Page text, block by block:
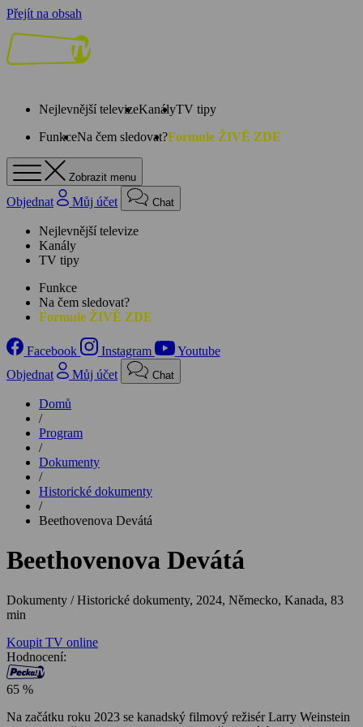
Přejít na obsah
Nejlevnější televizeKanályTV tipy
FunkceNa čem sledovat?Formule ŽIVĚ ZDE
Zobrazit menu
Objednat Můj účet Chat
Nejlevnější televize
Kanály
TV tipy
Funkce
Na čem sledovat?
Formule ŽIVĚ ZDE
Facebook Instagram
Youtube
Objednat
Můj účet Chat
Domů
/
Program
/
Dokumenty
/
Historické dokumenty
/
Beethovenova Devátá
Beethovenova Devátá
Dokumenty / Historické dokumenty, 2024, Německo, Kanada, 83
min
Koupit TV online
Hodnocení:
65 %
Na začátku roku 2023 se kanadský filmový režisér Larry Weinstein